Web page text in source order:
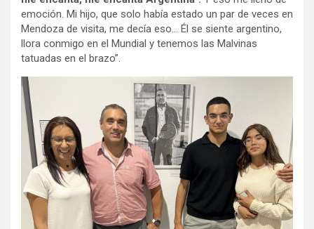
emoción. Mi hijo, que solo había estado un par de veces en
Mendoza de visita, me decía eso… Él se siente argentino,
llora conmigo en el Mundial y tenemos las Malvinas
tatuadas en el brazo”.